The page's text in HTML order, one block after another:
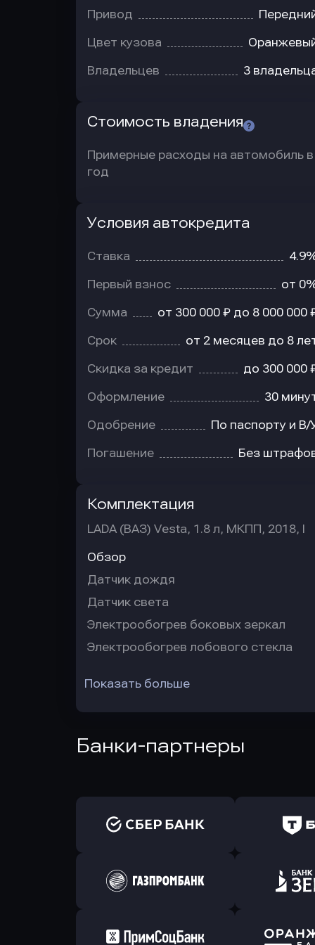
Привод
Цвет кузова
Владельцев 3
Стоимость владения
Примерные расходы на автомобиль в
год
Условия автокредита
Ставка
Первый взнос от
Сумма от 300 000 ₽ до 8 000 000
Срок от 2 месяцев до 8
Скидка за кредит до 300 000
Оформление 30
Одобрение По паспорту и В/
Погашение Без
Комплектация
LADA (ВАЗ) Vesta, 1.8 л, МКПП, 2018, I
Обзор
Датчик дождя
Датчик света
Электрообогрев боковых зеркал
Электрообогрев лобового стекла
Показать больше
Банки-партнеры
Оправить заявку
в Сбербанк
в Т-Банк
Оправить заявку